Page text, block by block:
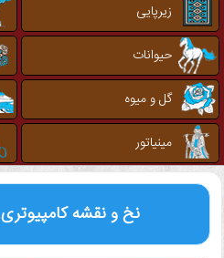
زیرپایی
حیوانات
گل و میوه
مینیاتور
نخ و نقشه کامپیوتری